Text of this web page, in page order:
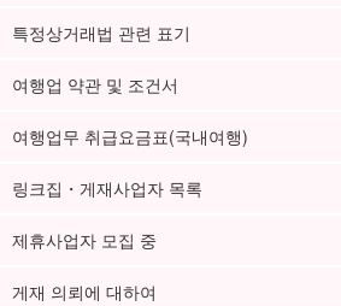
특정상거래법 관련 표기
여행업 약관 및 조건서
여행업무 취급요금표(국내여행)
링크집・게재사업자 목록
제휴사업자 모집 중
게재 의뢰에 대하여